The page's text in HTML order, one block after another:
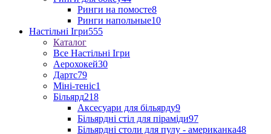
Ринги на помосте8
Ринги напольные10
Настільні Ігри555
Каталог
Все Настільні Ігри
Аерохокей30
Дартс79
Міні-теніс1
Більярд218
Аксесуари для більярду9
Більярдні стіл для піраміди97
Більярдні столи для пулу - американка48